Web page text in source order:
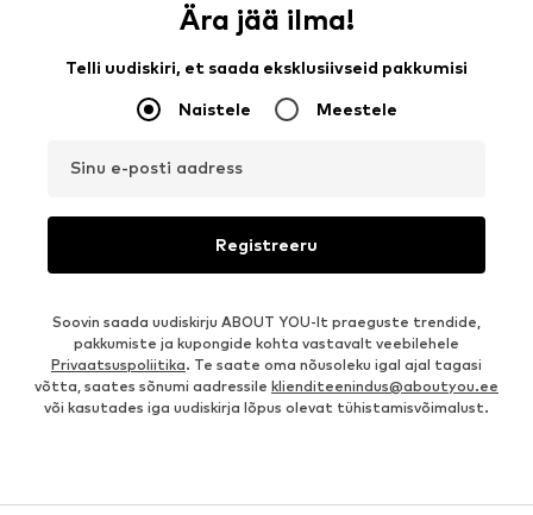
Ära jää ilma!
Telli uudiskiri, et saada eksklusiivseid pakkumisi
Naistele Meestele
Sinu e-posti aadress
Registreeru
Soovin saada uudiskirju ABOUT YOU-lt praeguste trendide,
pakkumiste ja kupongide kohta vastavalt veebilehele
Privaatsuspoliitika. Te saate oma nõusoleku igal ajal tagasi
võtta, saates sõnumi aadressile klienditeenindus@aboutyou.ee
või kasutades iga uudiskirja lõpus olevat tühistamisvõimalust.